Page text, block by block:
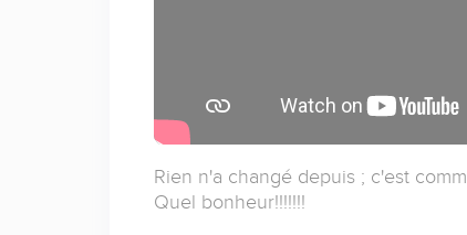
Rien n'a changé depuis ; c'est
Quel bonheur!!!!!!!